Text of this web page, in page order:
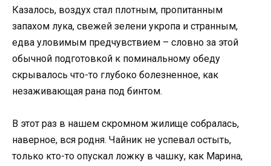
Казалось, воздух стал плотным, пропитанным
запахом лука, свежей зелени укропа и странным,
едва уловимым предчувствием – словно за этой
обычной подготовкой к поминальному обеду
скрывалось что-то глубоко болезненное, как
незаживающая рана под бинтом.
В этот раз в нашем скромном жилище собралась,
наверное, вся родня. Чайник не успевал остыть,
только кто-то опускал ложку в чашку, как Марина,